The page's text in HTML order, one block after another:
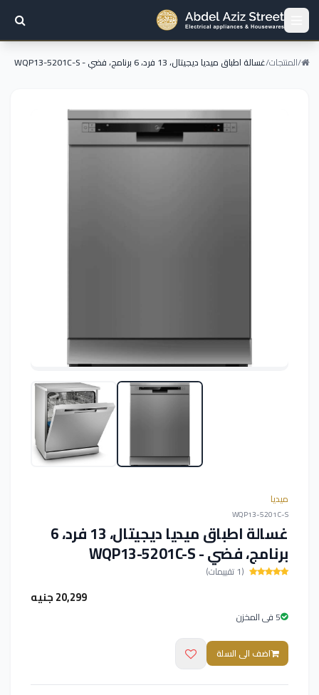
/المنتجات/غسالة اطباق ميديا ديجيتال، 13 فرد، 6 برنامج، فضي - WQP13-5201C-S
ميديا
WQP13-5201C-S
غسالة اطباق ميديا ديجيتال، 13 فرد، 6
برنامج، فضي - WQP13-5201C-S
(1 تقييمات)
20,299 جنيه
5 فى المخزن
اضف الى السلة